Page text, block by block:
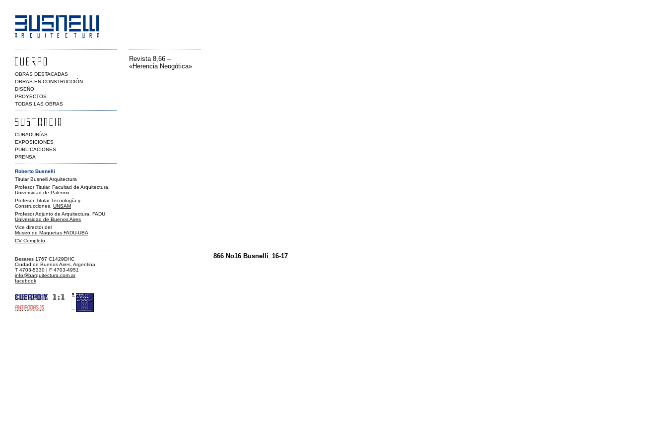
Revista 8,66 –
«Herencia Neogótica»
866 No16 Busnelli_16-17
OBRAS DESTACADAS
OBRAS EN CONSTRUCCIÓN
DISEÑO
PROYECTOS
TODAS LAS OBRAS
CURADURÍAS
EXPOSICIONES
PUBLICACIONES
PRENSA
Roberto Busnelli
Titular Busnelli Arquitectura
Profesor Titular, Facultad de Arquitectura,
Universidad de Palermo
Profesor Titular Tecnología y
Construcciones, UNSAM
Profesor Adjunto de Arquitectura, FADU,
Universidad de Buenos Aires
Vice director del
Museo de Maquetas FADU-UBA
CV Completo
Besares 1767 C1429DHC
Ciudad de Buenos Aires, Argentina
T 4703-5330 | F 4703-4951
info@barquitectura.com.ar
facebook